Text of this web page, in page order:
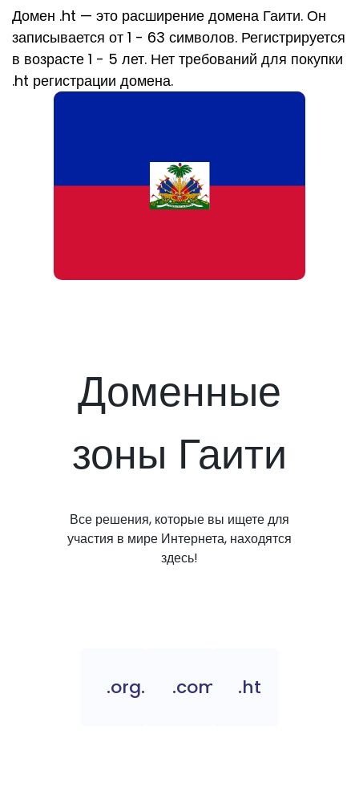
Домен .ht — это расширение домена Гаити. Он
записывается от 1 - 63 символов. Регистрируется
в возрасте 1 - 5 лет. Нет требований для покупки
.ht регистрации домена.
Доменные
зоны Гаити
Все решения, которые вы ищете для
участия в мире Интернета, находятся
здесь!
.org.ht .com.ht.ht